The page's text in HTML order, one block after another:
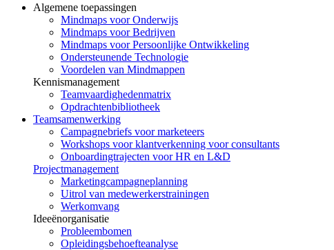
Algemene toepassingen
Mindmaps voor Onderwijs
Mindmaps voor Bedrijven
Mindmaps voor Persoonlijke Ontwikkeling
Ondersteunende Technologie
Voordelen van Mindmappen
Kennismanagement
Teamvaardighedenmatrix
Opdrachtenbibliotheek
Teamsamenwerking
Campagnebriefs voor marketeers
Workshops voor klantverkenning voor consultants
Onboardingtrajecten voor HR en L&D
Projectmanagement
Marketingcampagneplanning
Uitrol van medewerkerstrainingen
Werkomvang
Ideeënorganisatie
Probleembomen
Opleidingsbehoefteanalyse